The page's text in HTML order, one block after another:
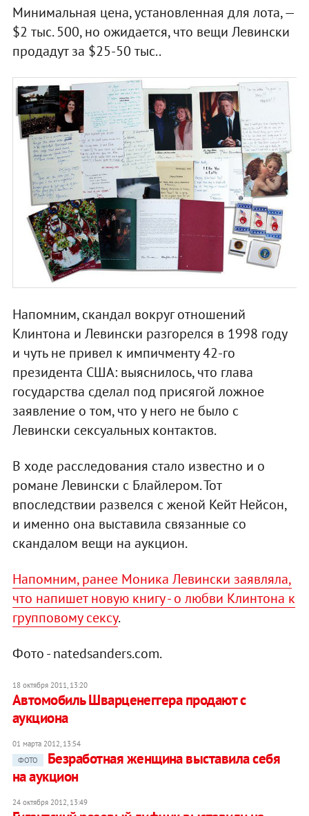
Минимальная цена, установленная для лота, —
$2 тыс. 500, но ожидается, что вещи Левински
продадут за $25-50 тыс..
Напомним, скандал вокруг отношений
Клинтона и Левински разгорелся в 1998 году
и чуть не привел к импичменту 42-го
президента США: выяснилось, что глава
государства сделал под присягой ложное
заявление о том, что у него не было с
Левински сексуальных контактов.
В ходе расследования стало известно и о
романе Левински с Блайлером. Тот
впоследствии развелся с женой Кейт Нейсон,
и именно она выставила связанные со
скандалом вещи на аукцион.
Напомним, ранее Моника Левински заявляла,
что напишет новую книгу - о любви Клинтона к
групповому сексу.
Фото - natedsanders.com.
18 октября 2011, 13:20
Автомобиль Шварценеггера продают с
аукциона
01 марта 2012, 13:54
ФОТО
Безработная женщина выставила себя
на аукцион
24 октября 2012, 13:49